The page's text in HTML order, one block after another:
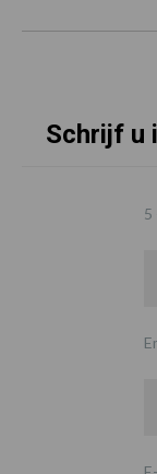
Schrijf u
5